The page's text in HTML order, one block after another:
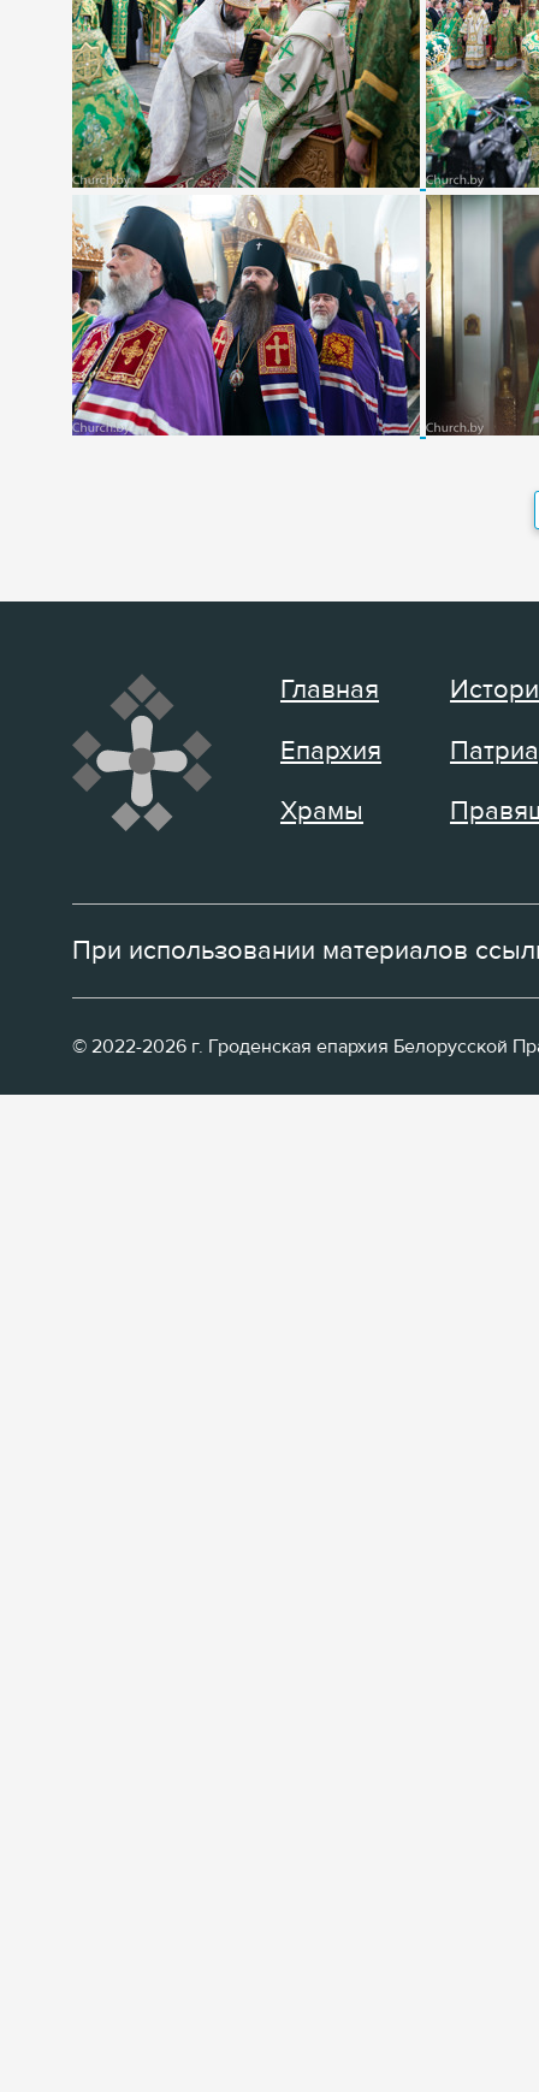
Главная
Епархия
Храмы
При использовании материалов
© 2022-2026 г. Гроденская епархия Белорусской